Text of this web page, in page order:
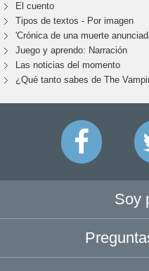
El cuento
Tipos de textos - Por imagen
'Crónica de una muerte
Juego y aprendo: Narración
Las noticias del momento
¿Qué tanto sabes de The
Soy